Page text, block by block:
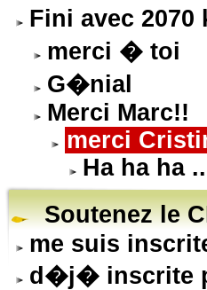
Fini avec
merci � toi
G�nial
Merci Marc!!
merci
Ha ha ha
Soutenez le
me suis
d�j� inscrite